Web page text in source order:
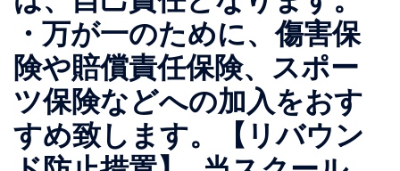
・万が一のために、傷害保
険や賠償責任保険、スポー
ツ保険などへの加入をおす
すめ致します。【リバウン